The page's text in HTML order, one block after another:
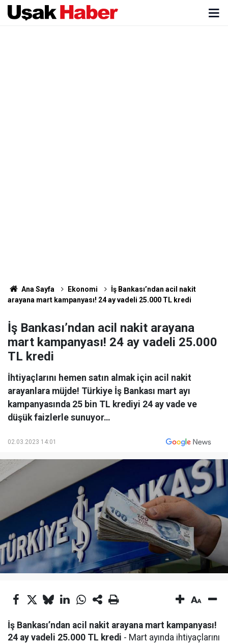
Ana Sayfa Ekonomi
İş Bankası’ndan acil nakit
arayana mart kampanyası! 24 ay vadeli 25.000 TL kredi
İş Bankası’ndan acil nakit arayana
mart kampanyası! 24 ay vadeli 25.000
TL kredi
İhtiyaçlarını hemen satın almak için acil nakit
arayanlara müjde! Türkiye İş Bankası mart ayı
kampanyasında 25 bin TL krediyi 24 ay vade ve
düşük faizlerle sunuyor…
02.03.2023 14:01
İş Bankası’ndan acil nakit arayana mart kampanyası!
24 ay vadeli 25.000 TL kredi - Mart ayında ihtiyaçlarını